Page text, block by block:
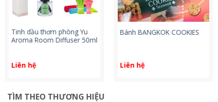
Tinh dầu thơm phòng Yu
Aroma Room Diffuser 50ml
Liên hệ
Bánh BANGKOK COOKIES
Liên hệ
TÌM THEO THƯƠNG HIỆU